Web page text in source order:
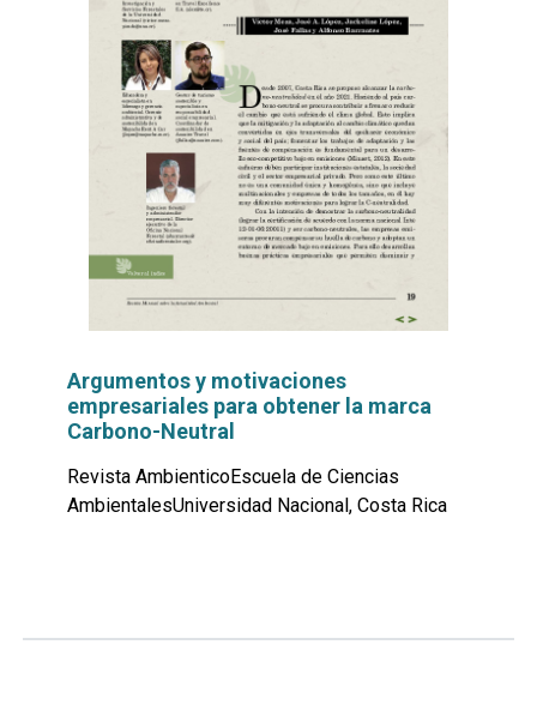
Argumentos y motivaciones
empresariales para obtener la marca
Carbono-Neutral
Revista AmbienticoEscuela de Ciencias
AmbientalesUniversidad Nacional, Costa Rica